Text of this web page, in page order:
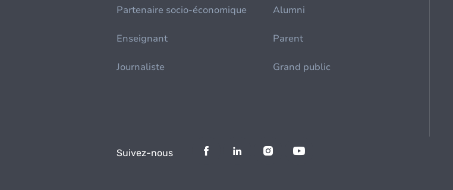
Partenaire socio-économique Alumni
Enseignant Parent
Journaliste Grand public
Suivez-nous